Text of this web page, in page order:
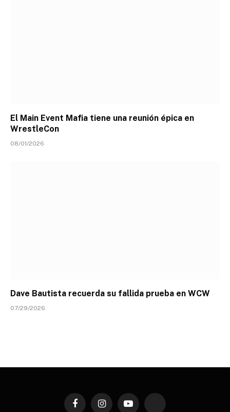
El Main Event Mafia tiene una reunión épica en
WrestleCon
08/01/2026
Dave Bautista recuerda su fallida prueba en WCW
07/29/2026
FacebookInstagramYouTube TikTok